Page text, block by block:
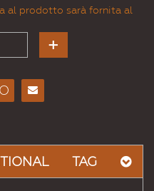
al prodotto sarà fornita al
Amico
TAG